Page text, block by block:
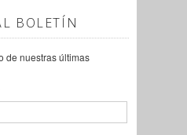
BOLETÍN
de nuestras últimas